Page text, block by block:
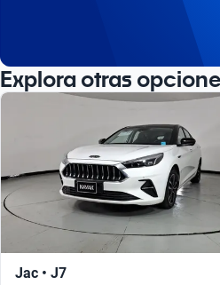
Explora otras
Jac • J7